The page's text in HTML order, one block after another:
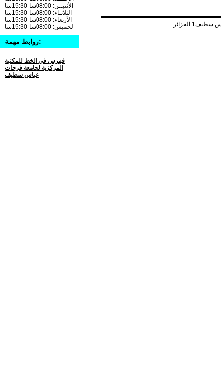
الأثنيــن: 08:00سا-15:30سا
الثلاثـاء: 08:00سا-15:30سا
الأربعاء: 08:00سا-15:30سا
الخميس: 08:00سا-15:30سا
روابط مهمة:
فهرس في الخط للمكتبة
المركزية لجامعة فرحات
عباس سطيف